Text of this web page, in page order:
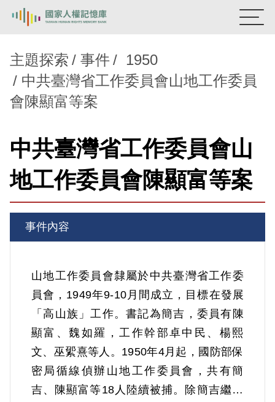
熱門關鍵字： 陳孟和 李舜治 鹿窟事件
安康接待室
新生訓導處
蛋殼畫
背景知識
關於我們
意見信箱
主題探索 事件
1950
中共臺灣省工作委員會山地工作委員
會陳顯富等案
中共臺灣省工作委員會山
地工作委員會陳顯富等案
事件內容
山地工作委員會隸屬於中共臺灣省工作委
員會，1949年9-10月間成立，目標在發展
「高山族」工作。書記為簡吉，委員有陳
顯富、魏如羅，工作幹部卓中民、楊熙
文、巫綤熹等人。1950年4月起，國防部保
密局循線偵辦山地工作委員會，共有簡
吉、陳顯富等18人陸續被捕。除簡吉繼續